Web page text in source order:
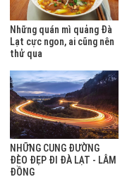
Những quán mì quảng Đà
Lạt cực ngon, ai cũng nên
thử qua
NHỮNG CUNG ĐƯỜNG
ĐÈO ĐẸP ĐI ĐÀ LẠT - LÂM
ĐỒNG